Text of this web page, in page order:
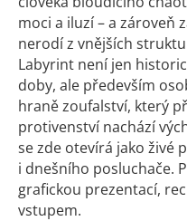
moci a iluzí – a zároveň
nerodí z vnějších
Labyrint není jen
doby, ale především
hraně zoufalství, který
protivenství nachází
se zde otevírá jako živé
i dnešního posluchače.
grafickou prezentací,
vstupem.